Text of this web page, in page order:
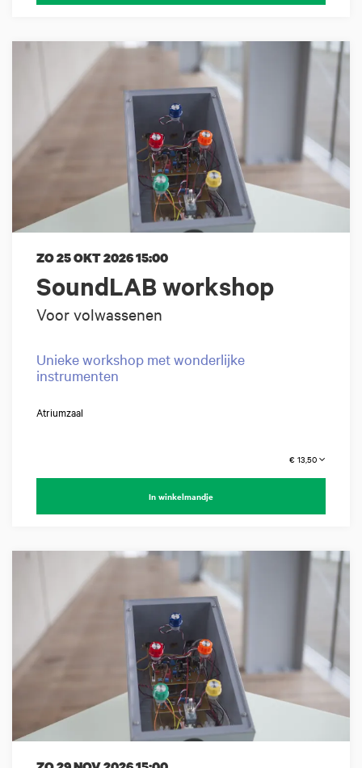
SoundLAB workshop
Voor volwassenen
ZO 25 OKT 202615:00
Unieke workshop met wonderlijke
instrumenten
Atriumzaal
€ 13,50
In winkelmandje